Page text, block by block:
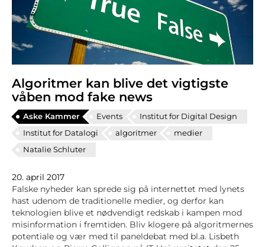
Algoritmer kan blive det vigtigste
våben mod fake news
Aske Kammer Events
Institut for Digital Design
Institut for Datalogi
algoritmer
medier
Natalie Schluter
20. april 2017
Falske nyheder kan sprede sig på internettet med lynets
hast udenom de traditionelle medier, og derfor kan
teknologien blive et nødvendigt redskab i kampen mod
misinformation i fremtiden. Bliv klogere på algoritmernes
potentiale og vær med til paneldebat med bl.a. Lisbeth